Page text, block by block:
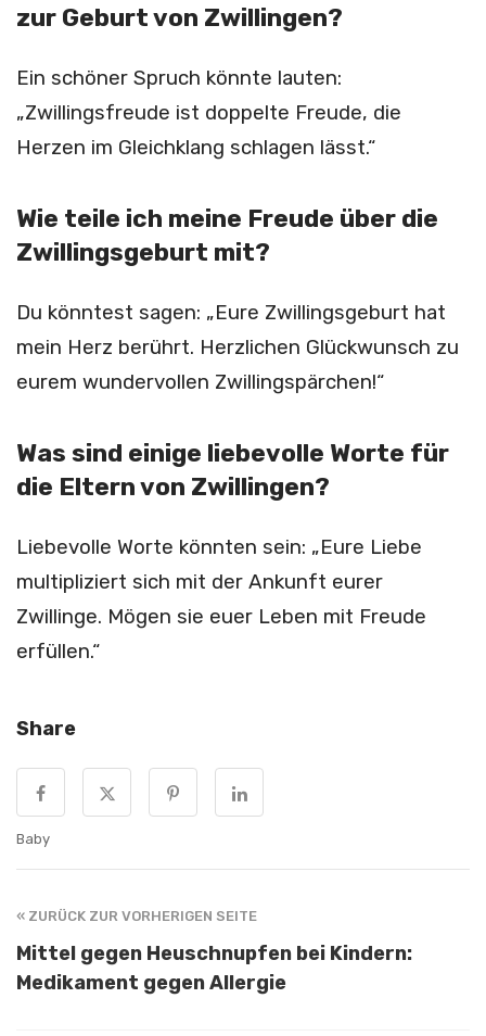
zur Geburt von Zwillingen?
Ein schöner Spruch könnte lauten:
„Zwillingsfreude ist doppelte Freude, die
Herzen im Gleichklang schlagen lässt.“
Wie teile ich meine Freude über die
Zwillingsgeburt mit?
Du könntest sagen: „Eure Zwillingsgeburt hat
mein Herz berührt. Herzlichen Glückwunsch zu
eurem wundervollen Zwillingspärchen!“
Was sind einige liebevolle Worte für
die Eltern von Zwillingen?
Liebevolle Worte könnten sein: „Eure Liebe
multipliziert sich mit der Ankunft eurer
Zwillinge. Mögen sie euer Leben mit Freude
erfüllen.“
Share
Baby
« ZURÜCK ZUR VORHERIGEN SEITE
Mittel gegen Heuschnupfen bei Kindern:
Medikament gegen Allergie